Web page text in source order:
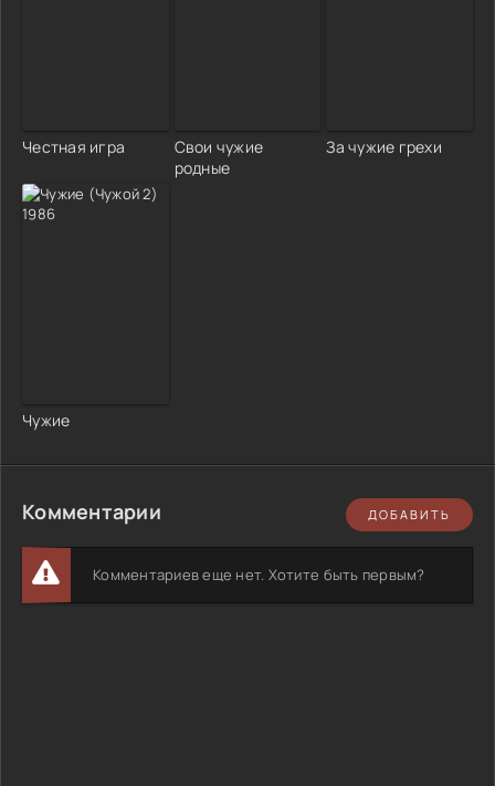
Честная игра
Свои чужие
родные
За чужие грехи
Чужие
Комментарии ДОБАВИТЬ
Комментариев еще нет. Хотите быть первым?